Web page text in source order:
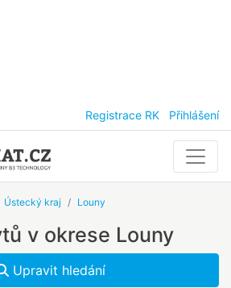
Registrace RK Přihlášení
Ústecký kraj Louny
v okrese Louny
Upravit hledání